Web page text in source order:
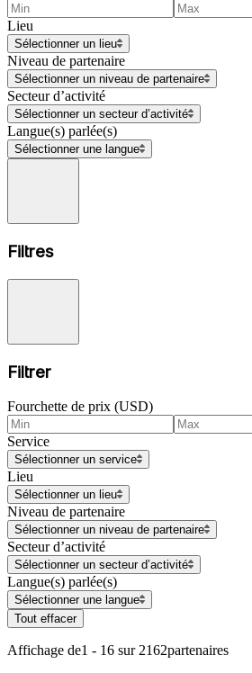
Lieu
Sélectionner un lieu
Niveau de partenaire
Sélectionner un niveau de partenaire
Secteur d’activité
Sélectionner un secteur d’activité
Langue(s) parlée(s)
Sélectionner une langue
Filtres
Filtrer
Fourchette de prix (USD)
Service
Sélectionner un service
Lieu
Sélectionner un lieu
Niveau de partenaire
Sélectionner un niveau de partenaire
Secteur d’activité
Sélectionner un secteur d’activité
Langue(s) parlée(s)
Sélectionner une langue
Tout effacer
Affichage de1 - 16 sur 2162partenaires